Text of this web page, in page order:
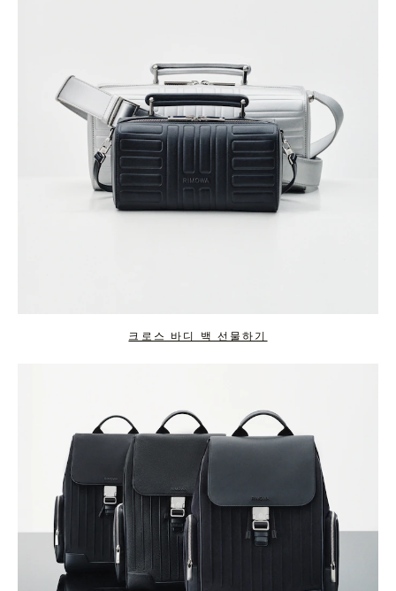
크로스 바디 백 선물하기